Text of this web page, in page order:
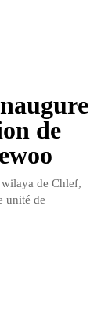
de
de Chlef,
unité de